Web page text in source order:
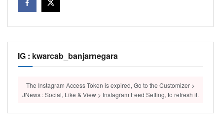
IG : kwarcab_banjarnegara
The Instagram Access Token is expired, Go to the Customizer >
JNews : Social, Like & View > Instagram Feed Setting, to refresh it.